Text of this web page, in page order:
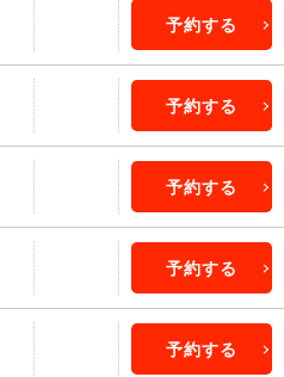
予約する
予約する
予約する
予約する
予約する